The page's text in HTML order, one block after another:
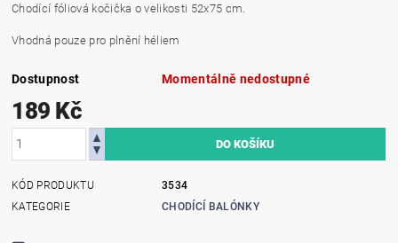
Chodící fóliová kočička o velikosti 52x75 cm.
Vhodná pouze pro plnění héliem
Dostupnost Momentálně nedostupné
189 Kč
KÓD PRODUKTU
3534
KATEGORIE
CHODÍCÍ BALÓNKY